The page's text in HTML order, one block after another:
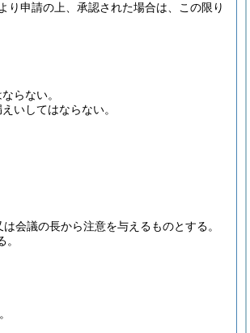
り申請の上、承認された場合は、この限り
らない。
いしてはならない。
会議の長から注意を与えるものとする。